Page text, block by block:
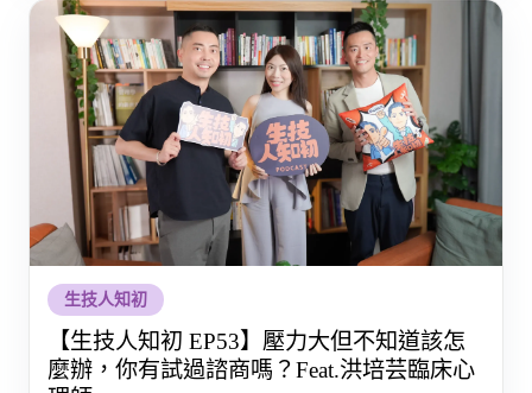
生技人知初
【生技人知初 EP53】壓力大但不知道該怎
麼辦，你有試過諮商嗎？Feat.洪培芸臨床心